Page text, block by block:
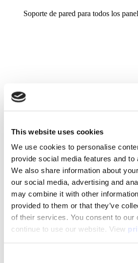
This website uses cookies
We use cookies to personalise
provide social media features and to
We also share information about
our social media, advertising and
may combine it with other
provided to them or that they’ve
of their services. You consent to our
continue to use our website. View
Soporte de pared para todos los